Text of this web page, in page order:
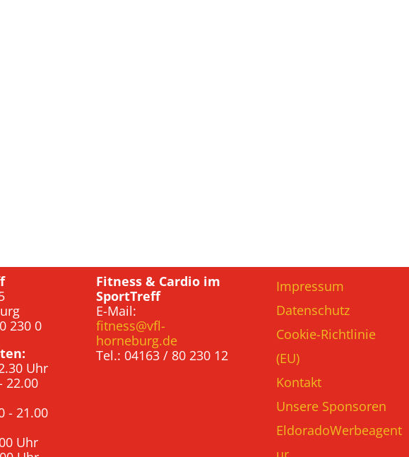
230 0
Uhr
22.00
- 21.00
Uhr
Fitness & Cardio im
SportTreff
E-Mail:
fitness@vfl-
horneburg.de
Tel.: 04163 / 80 230 12
Impressum
Datenschutz
Cookie-Richtlinie
(EU)
Kontakt
Unsere Sponsoren
EldoradoWerbeagent